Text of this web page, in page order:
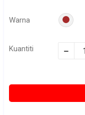
Warna
Kuantiti